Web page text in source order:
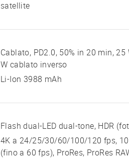
satellite
Cablato, PD2.0, 50% in 20 min,
W cablato inverso
Li-Ion 3988 mAh
Flash dual-LED dual-tone, HDR
4K a 24/25/30/60/100/120 fps,
(fino a 60 fps), ProRes, ProRes